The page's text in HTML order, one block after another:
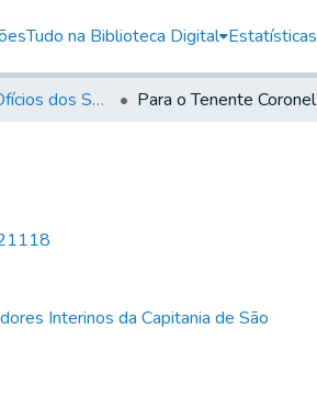
Tudo na Biblioteca Digital Estatísticas
Volume 88 - Ofícios dos Senhores Governadores Interinos da Capitania de São Paulo (1817- 1819)
Interinos da Capitania de São